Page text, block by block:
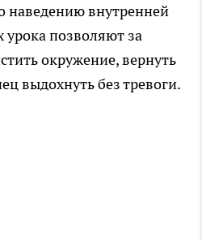
наведению внутренней
урока позволяют за
окружение, вернуть
выдохнуть без тревоги.